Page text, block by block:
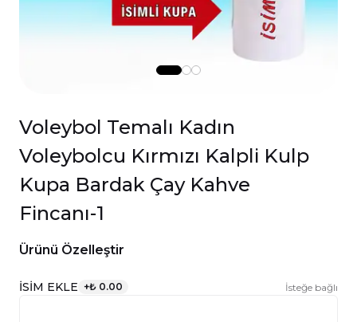
Voleybol Temalı Kadın
Voleybolcu Kırmızı Kalpli Kulp
Kupa Bardak Çay Kahve
Fincanı-1
Ürünü Özelleştir
İSİM EKLE +₺ 0.00 İsteğe bağlı